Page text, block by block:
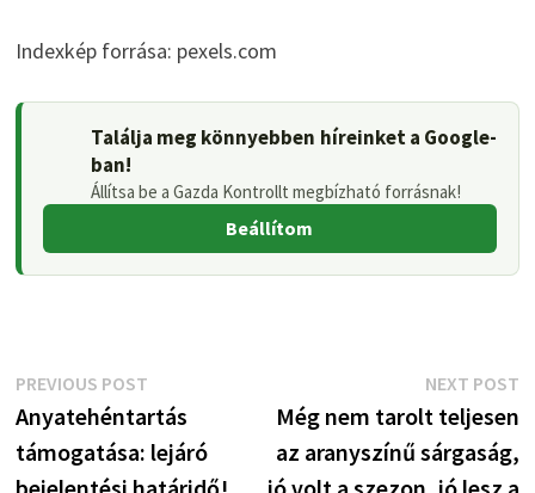
Indexkép forrása: pexels.com
Találja meg könnyebben híreinket a Google-
ban!
Állítsa be a Gazda Kontrollt megbízható forrásnak!
Beállítom
Bejegyzés
navigáció
PREVIOUS POSTPrevious
post:
Anyatehéntartás
támogatása: lejáró
NEXT POST
Még nem tarolt teljesen
az aranyszínű sárgaság,